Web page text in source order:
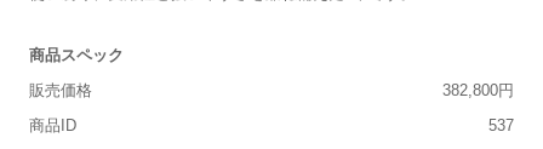
商品スペック
販売価格
382,800円
商品ID
537